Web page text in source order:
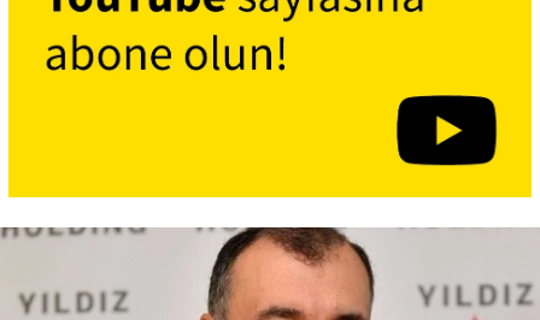
Etkinlikler
Araştırma